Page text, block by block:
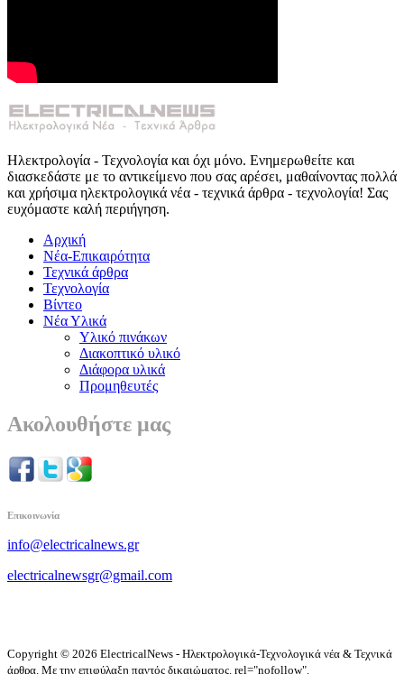
Ηλεκτρολογία - Τεχνολογία και όχι μόνο. Ενημερωθείτε και
διασκεδάστε με το αντικείμενο που σας αρέσει, μαθαίνοντας πολλά
και χρήσιμα ηλεκτρολογικά νέα - τεχνικά άρθρα - τεχνολογία! Σας
ευχόμαστε καλή περιήγηση.
Αρχική
Νέα-Επικαιρότητα
Τεχνικά άρθρα
Τεχνολογία
Βίντεο
Νέα Υλικά
Υλικό πινάκων
Διακοπτικό υλικό
Διάφορα υλικά
Προμηθευτές
Ακολουθήστε μας
Επικοινωνία
info@electricalnews.gr
electricalnewsgr@gmail.com
Copyright © 2026 ElectricalNews - Ηλεκτρολογικά-Τεχνολογικά νέα & Τεχνικά
άρθρα. Με την επιφύλαξη παντός δικαιώματος. rel="nofollow".